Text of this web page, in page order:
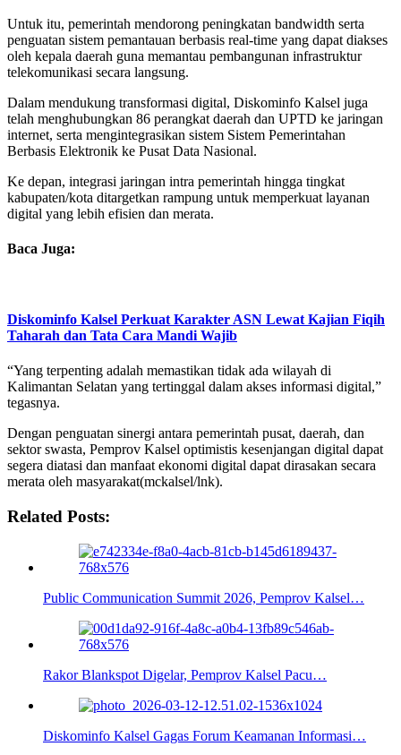
Untuk itu, pemerintah mendorong peningkatan bandwidth serta
penguatan sistem pemantauan berbasis real-time yang dapat diakses
oleh kepala daerah guna memantau pembangunan infrastruktur
telekomunikasi secara langsung.
Dalam mendukung transformasi digital, Diskominfo Kalsel juga
telah menghubungkan 86 perangkat daerah dan UPTD ke jaringan
internet, serta mengintegrasikan sistem Sistem Pemerintahan
Berbasis Elektronik ke Pusat Data Nasional.
Ke depan, integrasi jaringan intra pemerintah hingga tingkat
kabupaten/kota ditargetkan rampung untuk memperkuat layanan
digital yang lebih efisien dan merata.
Baca Juga:
Diskominfo Kalsel Perkuat Karakter ASN Lewat Kajian Fiqih
Taharah dan Tata Cara Mandi Wajib
“Yang terpenting adalah memastikan tidak ada wilayah di
Kalimantan Selatan yang tertinggal dalam akses informasi digital,”
tegasnya.
Dengan penguatan sinergi antara pemerintah pusat, daerah, dan
sektor swasta, Pemprov Kalsel optimistis kesenjangan digital dapat
segera diatasi dan manfaat ekonomi digital dapat dirasakan secara
merata oleh masyarakat(mckalsel/lnk).
Related Posts:
Public Communication Summit 2026, Pemprov Kalsel…
Rakor Blankspot Digelar, Pemprov Kalsel Pacu…
Diskominfo Kalsel Gagas Forum Keamanan Informasi…